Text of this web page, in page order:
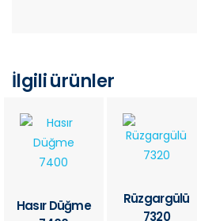
İlgili ürünler
Hasır Düğme
Rüzgargülü
7320